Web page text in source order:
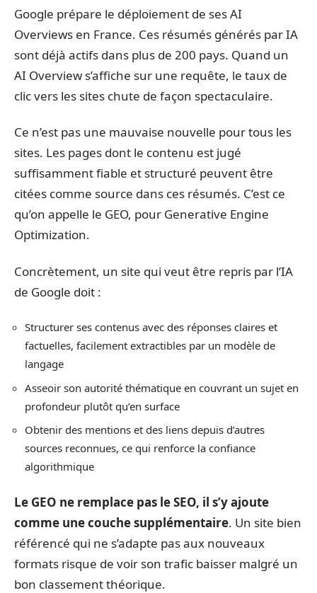
Google prépare le déploiement de ses AI
Overviews en France. Ces résumés générés par IA
sont déjà actifs dans plus de 200 pays. Quand un
AI Overview s’affiche sur une requête, le taux de
clic vers les sites chute de façon spectaculaire.
Ce n’est pas une mauvaise nouvelle pour tous les
sites. Les pages dont le contenu est jugé
suffisamment fiable et structuré peuvent être
citées comme source dans ces résumés. C’est ce
qu’on appelle le GEO, pour Generative Engine
Optimization.
Concrètement, un site qui veut être repris par l’IA
de Google doit :
Structurer ses contenus avec des réponses claires et
factuelles, facilement extractibles par un modèle de
langage
Asseoir son autorité thématique en couvrant un sujet en
profondeur plutôt qu’en surface
Obtenir des mentions et des liens depuis d’autres
sources reconnues, ce qui renforce la confiance
algorithmique
Le GEO ne remplace pas le SEO, il s’y ajoute
comme une couche supplémentaire. Un site bien
référencé qui ne s’adapte pas aux nouveaux
formats risque de voir son trafic baisser malgré un
bon classement théorique.